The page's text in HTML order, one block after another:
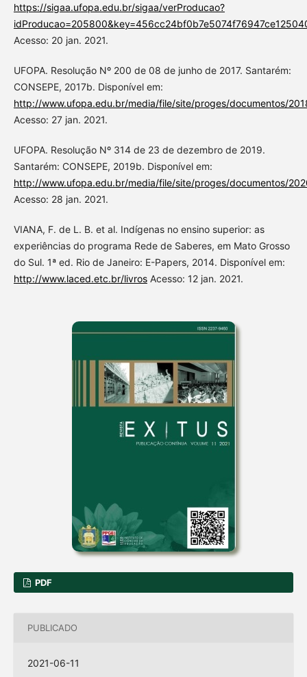
https://sigaa.ufopa.edu.br/sigaa/verProducao?
Acesso: 20 jan. 2021.
UFOPA. Resolução Nº 200 de 08 de junho de 2017. Santarém:
CONSEPE, 2017b. Disponível em:
http://www.ufopa.edu.br/media/file/site/proges/documentos/
Acesso: 27 jan. 2021.
UFOPA. Resolução Nº 314 de 23 de dezembro de 2019.
Santarém: CONSEPE, 2019b. Disponível em:
http://www.ufopa.edu.br/media/file/site/proges/documentos/
Acesso: 28 jan. 2021.
VIANA, F. de L. B. et al. Indígenas no ensino superior: as
experiências do programa Rede de Saberes, em Mato Grosso
do Sul. 1ª ed. Rio de Janeiro: E-Papers, 2014. Disponível em:
http://www.laced.etc.br/livrosAcesso: 12 jan. 2021.
PDF
PUBLICADO
2021-06-11